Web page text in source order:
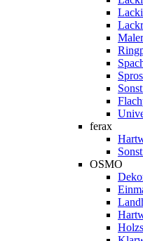
ferax
OSMO